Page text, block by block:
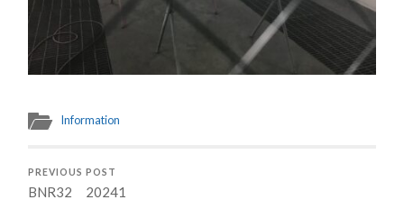
Information
PREVIOUS POST
BNR32 20241